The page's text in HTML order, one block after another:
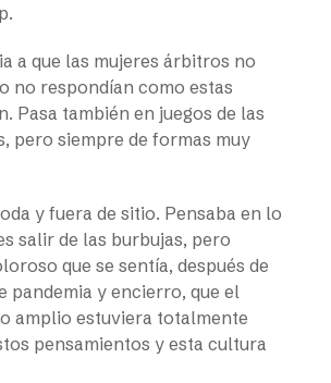
a que las mujeres árbitros no
no respondían como estas
Pasa también en juegos de las
pero siempre de formas muy
y fuera de sitio. Pensaba en lo
salir de las burbujas, pero
que se sentía, después de
pandemia y encierro, que el
amplio estuviera totalmente
pensamientos y esta cultura